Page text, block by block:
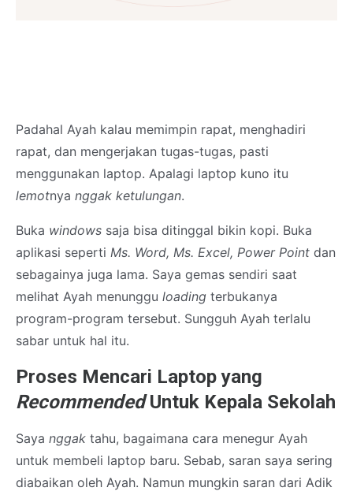
Padahal Ayah kalau memimpin rapat, menghadiri
rapat, dan mengerjakan tugas-tugas, pasti
menggunakan laptop. Apalagi laptop kuno itu
lemotnya nggak ketulungan.
Buka windows saja bisa ditinggal bikin kopi. Buka
aplikasi seperti Ms. Word, Ms. Excel, Power Point dan
sebagainya juga lama. Saya gemas sendiri saat
melihat Ayah menunggu loading terbukanya
program-program tersebut. Sungguh Ayah terlalu
sabar untuk hal itu.
Proses Mencari Laptop yang
RecommendedUntuk Kepala Sekolah
Saya nggak tahu, bagaimana cara menegur Ayah
untuk membeli laptop baru. Sebab, saran saya sering
diabaikan oleh Ayah. Namun mungkin saran dari Adik